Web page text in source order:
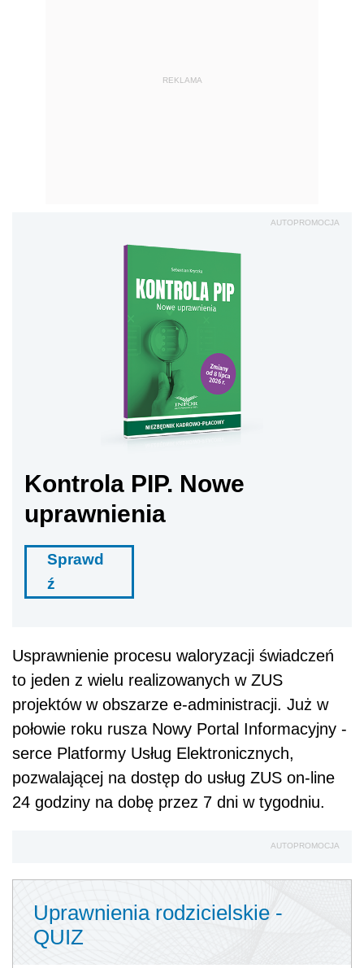
REKLAMA
AUTOPROMOCJA
Kontrola PIP. Nowe
uprawnienia
Sprawd
ź
Usprawnienie procesu waloryzacji świadczeń
to jeden z wielu realizowanych w ZUS
projektów w obszarze e-administracji. Już w
połowie roku rusza Nowy Portal Informacyjny -
serce Platformy Usług Elektronicznych,
pozwalającej na dostęp do usług ZUS on-line
24 godziny na dobę przez 7 dni w tygodniu.
AUTOPROMOCJA
Uprawnienia rodzicielskie -
QUIZ